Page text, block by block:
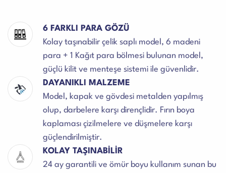
6 FARKLI PARA GÖZÜ
Kolay taşınabilir çelik saplı model, 6 madeni
para + 1 Kağıt para bölmesi bulunan model,
güçlü kilit ve menteşe sistemi ile güvenlidir.
DAYANIKLI MALZEME
Model, kapak ve gövdesi metalden yapılmış
olup, darbelere karşı dirençlidir. Fırın boya
kaplaması çizilmelere ve düşmelere karşı
güçlendirilmiştir.
KOLAY TAŞINABİLİR
24 ay garantili ve ömür boyu kullanım sunan bu